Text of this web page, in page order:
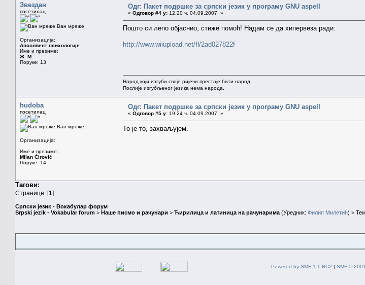
Звездан
посетилац
Ван мреже
Организација:
Апсолвент психологије
Име и презиме:
Ж. М.
Поруке: 13
Одг: Пакет подршке за српски језик у програму GNU aspell
« Одговор #4 у: 12.20 ч. 04.09.2007. »
Пошто си лепо објаснио, стиже помоћ! Надам се да хипервеза ради:
http://www.wiiupload.net/fl/2ad027822f
Народ који изгуби своје ријечи престаје бити народ.
Послије изгубљеног језика нема народа.
hudoba
посетилац
Ван мреже
Организација:
Име и презиме:
Milan Ćirović
Поруке: 14
Одг: Пакет подршке за српски језик у програму GNU aspell
« Одговор #5 у: 19.24 ч. 04.09.2007. »
То је то, захваљујем.
Тагови:
Странице: [1]
Српски језик - Вокабулар форум
Srpski jezik - Vokabular forum > Наше писмо и рачунари > Ћирилица и латиница на рачунарима (Уредник: Филип Милетић) >
Powered by SMF 1.1 RC2 | SMF ©